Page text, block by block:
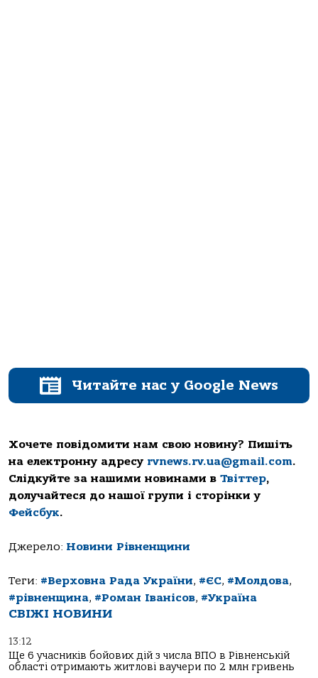
Читайте нас у Google News
Хочете повідомити нам свою новину? Пишіть
на електронну адресу rvnews.rv.ua@gmail.com.
Слідкуйте за нашими новинами в Твіттер,
долучайтеся до нашої групи і сторінки у
Фейсбук.
Джерело: Новини Рівненщини
Теги: #Верховна Рада України, #ЄС, #Молдова,
#рівненщина, #Роман Іванісов, #Україна
СВІЖІ НОВИНИ
13:12
Ще 6 учасників бойових дій з числа ВПО в Рівненській
області отримають житлові ваучери по 2 млн гривень